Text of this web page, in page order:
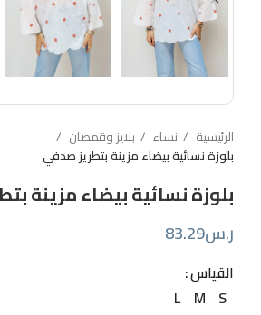
الرئيسية نساء
بلايز وقمصان
بلوزة نسائية بيضاء مزينة بتطريز صدفي
بلوزة نسائية بيضاء مزينة
ر.س83.29
القياس
S
M
L